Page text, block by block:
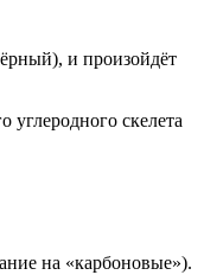
и произойдёт
скелета
на «карбоновые»).